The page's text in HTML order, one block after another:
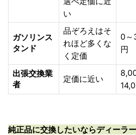
い
ガソリンス
タンド
品ぞろえはそ
れほど多くな
く定価
0～
円
出張交換業
者
定価に近い
純正品に交換したいならディーラー